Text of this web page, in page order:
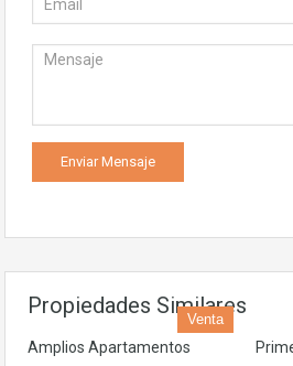
Propiedades Similares
Venta
Amplios Apartamentos